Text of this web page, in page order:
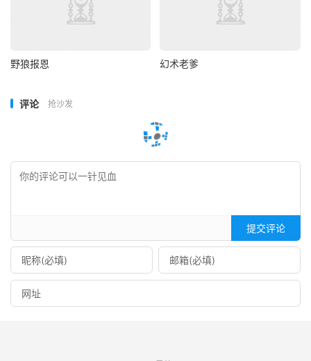
野狼报恩 幻术老爹
评论 抢沙发
提交评论